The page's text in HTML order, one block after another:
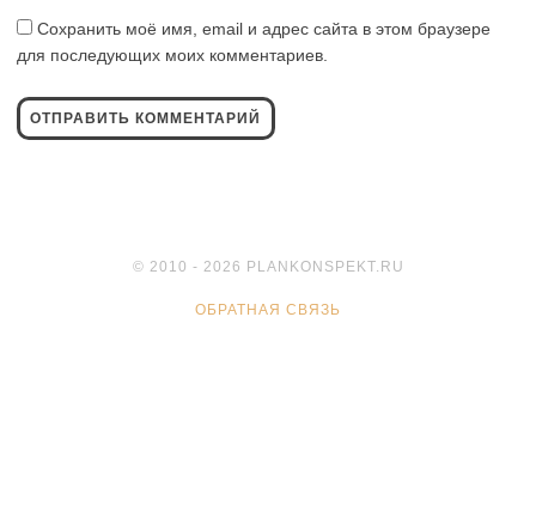
Сохранить моё имя, email и адрес сайта в этом браузере
для последующих моих комментариев.
© 2010 - 2026 PLANKONSPEKT.RU
ОБРАТНАЯ СВЯЗЬ